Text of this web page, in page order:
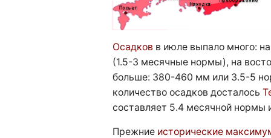
Осадков в июле выпало много:
(1.5-3 месячные нормы), на
больше: 380-460 мм или 3.5-5
количество осадков досталось
составляет 5.4 месячной нормы
Прежние исторические